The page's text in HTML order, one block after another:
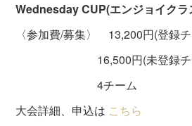
Wednesday CUP(エンジョイクラ
〈参加費/募集〉 13,200円(登録
16,500円(未登録チ
4チーム
大会詳細、申込は こちら